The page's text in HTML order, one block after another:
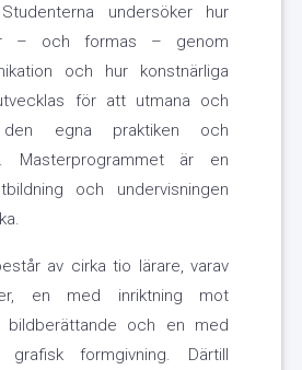
undersöker hur
– och formas – genom
och hur konstnärliga
för att utmana och
egna praktiken och
Masterprogrammet är en
och undervisningen
av cirka tio lärare, varav
en med inriktning mot
bildberättande och en med
grafisk formgivning. Därtill